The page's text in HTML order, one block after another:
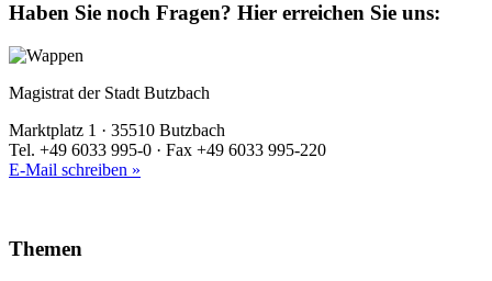
Haben Sie noch Fragen? Hier erreichen Sie uns:
Magistrat der Stadt Butzbach
Marktplatz 1 · 35510 Butzbach
Tel. +49 6033 995-0 · Fax +49 6033 995-220
E-Mail schreiben »
Themen